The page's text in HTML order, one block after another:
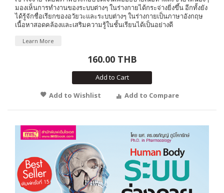
มองเห็นการทำงานของระบบต่างๆ ในร่างกายได้กระจ่างยิ่งขึ้น อีกทั้งยัง
ได้รู้จักชื่อเรียกของอวัยวะและระบบต่างๆ ในร่างกายเป็นภาษาอังกฤษ
เนื้อหาสอดคล้องและเสริมความรู้ในชั้นเรียนได้เป็นอย่างดี
Learn More
160.00 THB
Add to Cart
Add to Wishlist
Add to Compare